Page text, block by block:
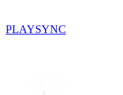
PLAYSYNC